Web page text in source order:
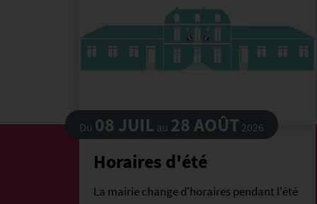
Du 08 JUIL au 28 AOÛT 2026
Horaires d'été
La mairie change d'horaires pendant l'été